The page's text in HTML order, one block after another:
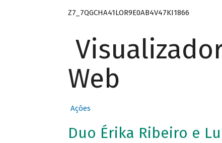
Z7_7QGCHA41LOR9E0AB4V47KI1866
Web
Ações
Duo Érika Ribeiro e